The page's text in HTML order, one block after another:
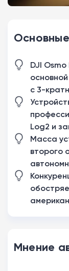
DJI
с 3-
Log2 и
Масса
второго
Мнение